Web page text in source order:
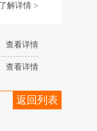
解详情 >
查看详情
查看详情
返回列表